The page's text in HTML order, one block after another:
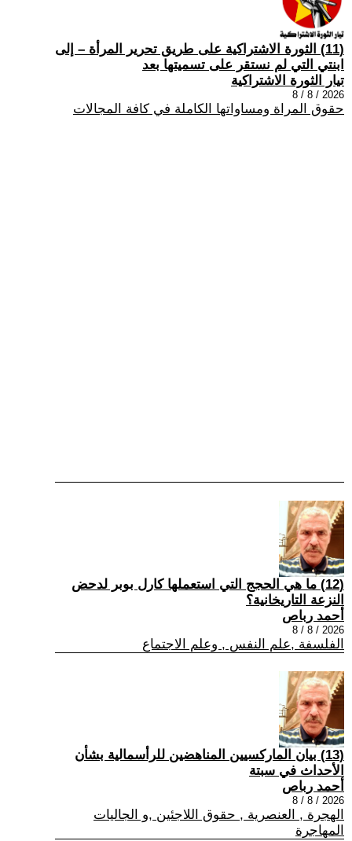
(11) الثورة الاشتراكية على طريق تحرير المرأة – إلى
ابنتي التي لم نستقر على تسميتها بعد
تيار الثورة الاشتراكية
2026 / 8 / 8
حقوق المراة ومساواتها الكاملة في كافة المجالات
(12) ما هي الحجج التي استعملها كارل بوبر لدحض
النزعة التاريخانية؟
أحمد رباص
2026 / 8 / 8
الفلسفة ,علم النفس , وعلم الاجتماع
(13) بيان الماركسيين المناهضين للرأسمالية بشأن
الأحداث في سبتة
أحمد رباص
2026 / 8 / 8
الهجرة , العنصرية , حقوق اللاجئين ,و الجاليات
المهاجرة